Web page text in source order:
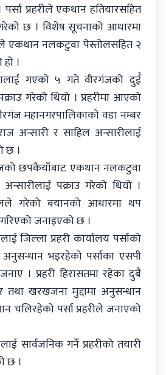
प्रहरीले एकथान हतियारसहित
छ । विशेष सूचनाको आधारमा
एकथान नलकटुवा पेस्तोलसहित २
।
गएको ५ गते वीरगंजको दुर्ई
गरेको थियो । प्रहरीमा आएको
महानगरपालिकाको वडा नम्बर
अन्सारी र साहिल अन्सारीलाई
छ ।
छपकैयाँबाट एकथान नलकटुवा
पक्राउ गरेको थियो ।
गरेको बयानको आधारमा थप
जनाइएको छ ।
जिल्ला प्रहरी कार्यालय पर्साको
भइरहेको पर्साका एसपी
। प्रहरी हिरासतमा रहेका दुबै
तथा खरखजना मुद्दामा अनुसन्धान
चलिरहेको पर्सा प्रहरीले जनाएको
सार्वजनिक गर्ने प्रहरीको तयारी
छ ।